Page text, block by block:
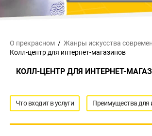
О прекрасном Жанры искусства
Колл-центр для интернет-магазинов
КОЛЛ-ЦЕНТР ДЛЯ ИНТЕРНЕТ-
Что входит в услуги Преимущества для